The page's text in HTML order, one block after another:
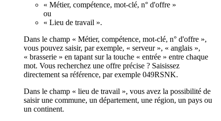
« Métier, compétence, mot-clé, n° d'offre »
ou
« Lieu de travail ».
Dans le champ « Métier, compétence, mot-clé, n° d'offre »,
vous pouvez saisir, par exemple, « serveur », « anglais »,
« brasserie » en tapant sur la touche « entrée » entre chaque
mot. Vous recherchez une offre précise ? Saisissez
directement sa référence, par exemple 049RSNK.
Dans le champ « lieu de travail », vous avez la possibilité de
saisir une commune, un département, une région, un pays ou
un continent.